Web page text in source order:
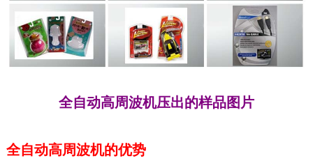
全自动高周波机压出的样品图片
全自动高周波机的优势